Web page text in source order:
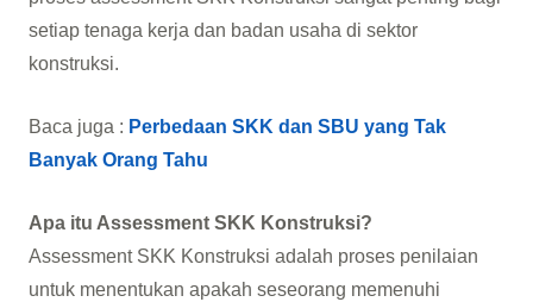
setiap tenaga kerja dan badan usaha di sektor
konstruksi.
Baca juga : Perbedaan SKK dan SBU yang Tak
Banyak Orang Tahu
Apa itu Assessment SKK Konstruksi?
Assessment SKK Konstruksi adalah proses penilaian
untuk menentukan apakah seseorang memenuhi